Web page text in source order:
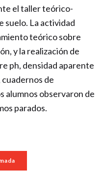
el taller teórico-
suelo. La actividad
teórico sobre
y la realización de
ph, densidad aparente
cuadernos de
alumnos observaron de
parados.